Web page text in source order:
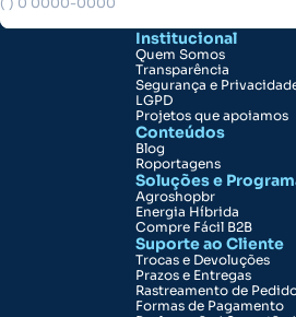
Institucional
Quem Somos
Transparência
Segurança e
LGPD
Projetos que apoiamos
Conteúdos
Blog
Roportagens
Soluções e
Agroshopbr
Energia Híbrida
Compre Fácil B2B
Suporte ao Cliente
Trocas e Devoluções
Prazos e Entregas
Rastreamento de
Formas de Pagamento